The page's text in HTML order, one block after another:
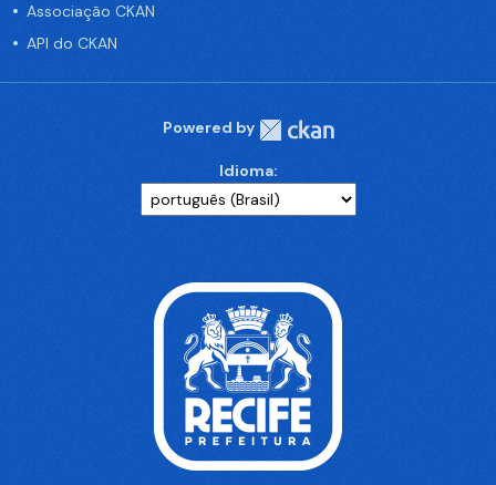
Associação CKAN
API do CKAN
Powered by
Idioma